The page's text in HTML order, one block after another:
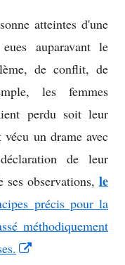
atteintes d'une
auparavant le
de conflit, de
les femmes
perdu soit leur
un drame avec
de leur
observations, le
précis pour la
méthodiquement